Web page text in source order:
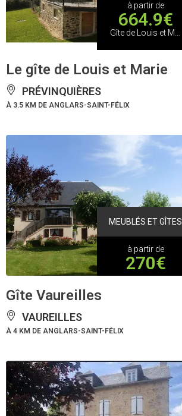
à partir de
664.9€
Le gîte de Louis et Marie
PRÉVINQUIÈRES
À 3.5 KM DE ANGLARS-SAINT-FÉLIX
MEUBLÉS ET GÎTES
à partir de
270€
Gîte Vaureilles
VAUREILLES
À 4 KM DE ANGLARS-SAINT-FÉLIX